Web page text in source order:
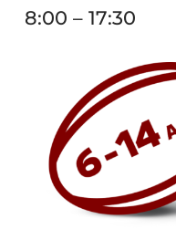
8:00 – 17:30